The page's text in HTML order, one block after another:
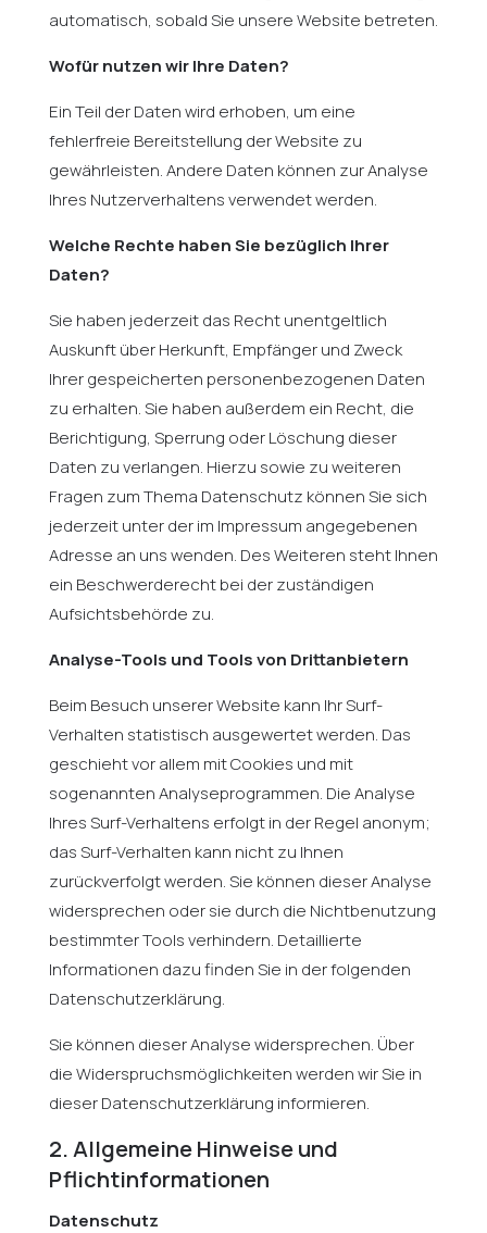
automatisch, sobald Sie unsere Website betreten.
Wofür nutzen wir Ihre Daten?
Ein Teil der Daten wird erhoben, um eine
fehlerfreie Bereitstellung der Website zu
gewährleisten. Andere Daten können zur Analyse
Ihres Nutzerverhaltens verwendet werden.
Welche Rechte haben Sie bezüglich Ihrer
Daten?
Sie haben jederzeit das Recht unentgeltlich
Auskunft über Herkunft, Empfänger und Zweck
Ihrer gespeicherten personenbezogenen Daten
zu erhalten. Sie haben außerdem ein Recht, die
Berichtigung, Sperrung oder Löschung dieser
Daten zu verlangen. Hierzu sowie zu weiteren
Fragen zum Thema Datenschutz können Sie sich
jederzeit unter der im Impressum angegebenen
Adresse an uns wenden. Des Weiteren steht Ihnen
ein Beschwerderecht bei der zuständigen
Aufsichtsbehörde zu.
Analyse-Tools und Tools von Drittanbietern
Beim Besuch unserer Website kann Ihr Surf-
Verhalten statistisch ausgewertet werden. Das
geschieht vor allem mit Cookies und mit
sogenannten Analyseprogrammen. Die Analyse
Ihres Surf-Verhaltens erfolgt in der Regel anonym;
das Surf-Verhalten kann nicht zu Ihnen
zurückverfolgt werden. Sie können dieser Analyse
widersprechen oder sie durch die Nichtbenutzung
bestimmter Tools verhindern. Detaillierte
Informationen dazu finden Sie in der folgenden
Datenschutzerklärung.
Sie können dieser Analyse widersprechen. Über
die Widerspruchsmöglichkeiten werden wir Sie in
dieser Datenschutzerklärung informieren.
2. Allgemeine Hinweise und
Pflichtinformationen
Datenschutz